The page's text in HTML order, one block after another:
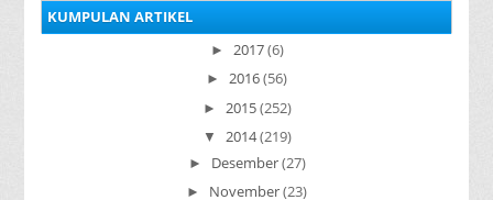
KUMPULAN ARTIKEL
► 2017(6)
► 2016(56)
► 2015(252)
▼ 2014(219)
► Desember(27)
► November(23)